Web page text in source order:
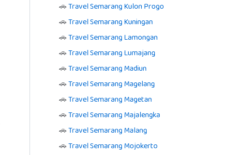
🚗Travel Semarang Kulon Progo
🚗Travel Semarang Kuningan
🚗Travel Semarang Lamongan
🚗Travel Semarang Lumajang
🚗Travel Semarang Madiun
🚗Travel Semarang Magelang
🚗Travel Semarang Magetan
🚗Travel Semarang Majalengka
🚗Travel Semarang Malang
🚗Travel Semarang Mojokerto